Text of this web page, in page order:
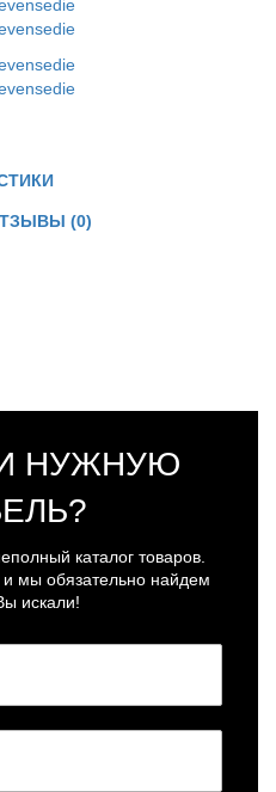
(0)
НУЖНУЮ
каталог товаров.
мы обязательно найдем
искали!